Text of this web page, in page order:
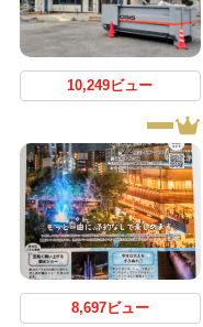
10,249ビュー
8,697ビュー